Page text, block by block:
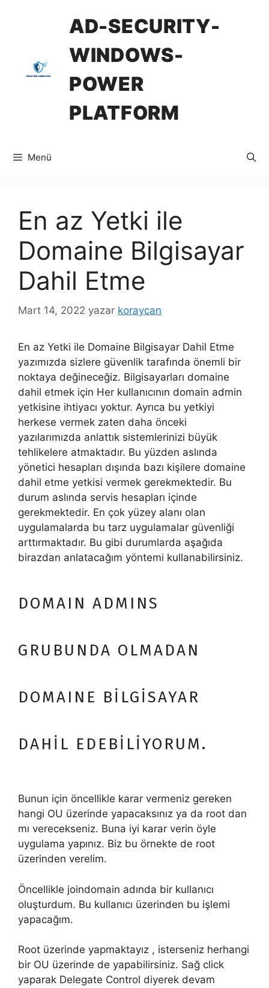
AD-SECURITY-
WINDOWS-
POWER
PLATFORM
Menü
En az Yetki ile
Domaine Bilgisayar
Dahil Etme
Mart 14, 2022 yazar koraycan
En az Yetki ile Domaine Bilgisayar Dahil Etme
yazımızda sizlere güvenlik tarafında önemli bir
noktaya değineceğiz. Bilgisayarları domaine
dahil etmek için Her kullanıcının domain admin
yetkisine ihtiyacı yoktur. Ayrıca bu yetkiyi
herkese vermek zaten daha önceki
yazılarımızda anlattık sistemlerinizi büyük
tehlikelere atmaktadır. Bu yüzden aslında
yönetici hesapları dışında bazı kişilere domaine
dahil etme yetkisi vermek gerekmektedir. Bu
durum aslında servis hesapları içinde
gerekmektedir. En çok yüzey alanı olan
uygulamalarda bu tarz uygulamalar güvenliği
arttırmaktadır. Bu gibi durumlarda aşağıda
birazdan anlatacağım yöntemi kullanabilirsiniz.
DOMAIN ADMINS
GRUBUNDA OLMADAN
DOMAINE BİLGİSAYAR
DAHİL EDEBİLİYORUM.
Bunun için öncellikle karar vermeniz gereken
hangi OU üzerinde yapacaksınız ya da root dan
mı verecekseniz. Buna iyi karar verin öyle
uygulama yapınız. Biz bu örnekte de root
üzerinden verelim.
Öncellikle joindomain adında bir kullanıcı
oluşturdum. Bu kullanıcı üzerinden bu işlemi
yapacağım.
Root üzerinde yapmaktayız , isterseniz herhangi
bir OU üzerinde de yapabilirsiniz. Sağ click
yaparak Delegate Control diyerek devam